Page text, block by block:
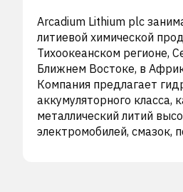
Arcadium Lithium plc
литиевой химической
Тихоокеанском регионе,
Ближнем Востоке, в
Компания предлагает
аккумуляторного класса,
металлический литий
электромобилей, смазок,